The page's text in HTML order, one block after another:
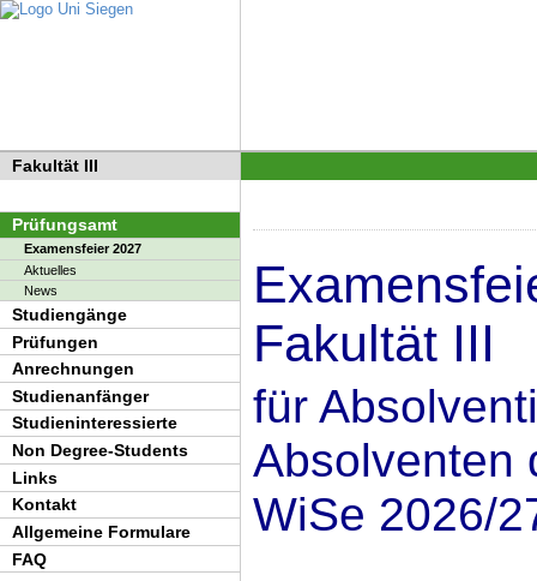
Fakultät III
Prüfungsamt
Examensfeier 2027
Aktuelles
News
Studiengänge
Prüfungen
Anrechnungen
Studienanfänger
Studieninteressierte
Non Degree-Students
Links
Kontakt
Allgemeine Formulare
FAQ
Fakultät III
für
Absolventen
WiSe 2026/